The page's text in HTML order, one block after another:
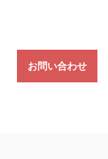
お問い合わせ